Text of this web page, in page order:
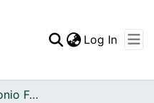
Log In
Archivo del Patrimonio Fotográfico y Fílmico del Valle del Cauca